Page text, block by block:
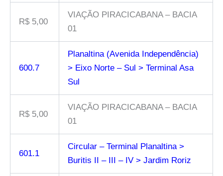
R$ 5,00
VIAÇÃO PIRACICABANA – BACIA
01
600.7
Planaltina (Avenida Independência)
> Eixo Norte – Sul > Terminal Asa
Sul
R$ 5,00
VIAÇÃO PIRACICABANA – BACIA
01
601.1
Circular – Terminal Planaltina >
Buritis II – III – IV > Jardim Roriz